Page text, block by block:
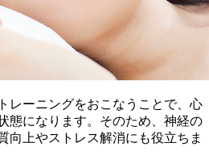
レーニングをおこなうことで、心
態になります。そのため、神経の
向上やストレス解消にも役立ちま